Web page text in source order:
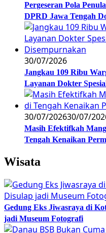
Pergeseran Pola
DPRD Jawa Tengah
30/07/2026
Jangkau 109 Ribu
Layanan Dokter
30/07/202630/07/
Masih Efektifkah
Tengah Kenaikan
Wisata
Gedung Eks Jiwasraya di
jadi Museum Fotografi